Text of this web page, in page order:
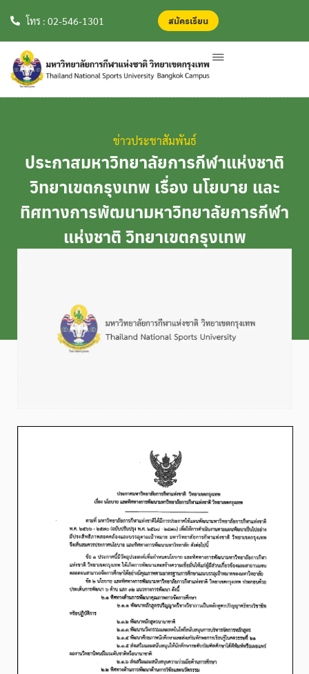
โทร : 02-546-1301 สมัครเรียน
ข่าวประชาสัมพันธ์
ประกาสมหาวิทยาลัยการกีฬาแห่งชาติ
วิทยาเขตกรุงเทพ เรื่อง นโยบาย และ
ทิศทางการพัฒนามหาวิทยาลัยการกีฬา
แห่งชาติ วิทยาเขตกรุงเทพ